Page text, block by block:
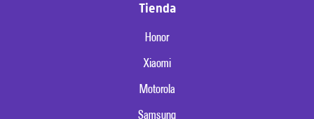
Tienda
Honor
Xiaomi
Motorola
Samsung